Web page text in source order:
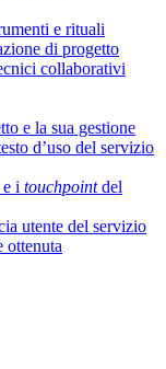
e rituali
di progetto
collaborativi
e la sua gestione
d’uso del servizio
i touchpointdel
utente del servizio
ottenuta